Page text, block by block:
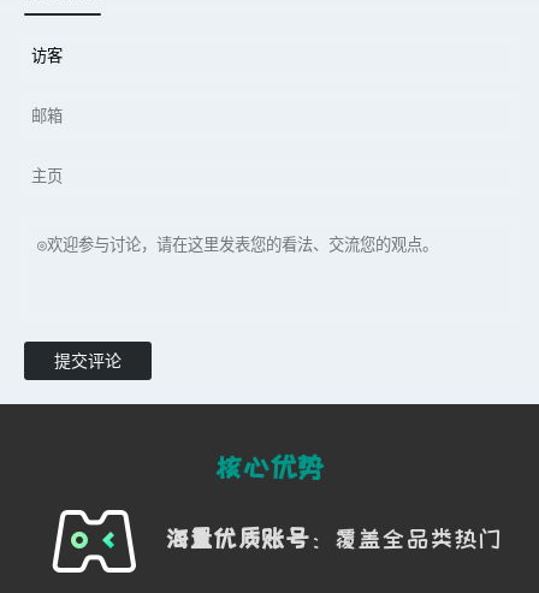
提交评论
核心优势
海量优质账号 ：覆盖全品类热门